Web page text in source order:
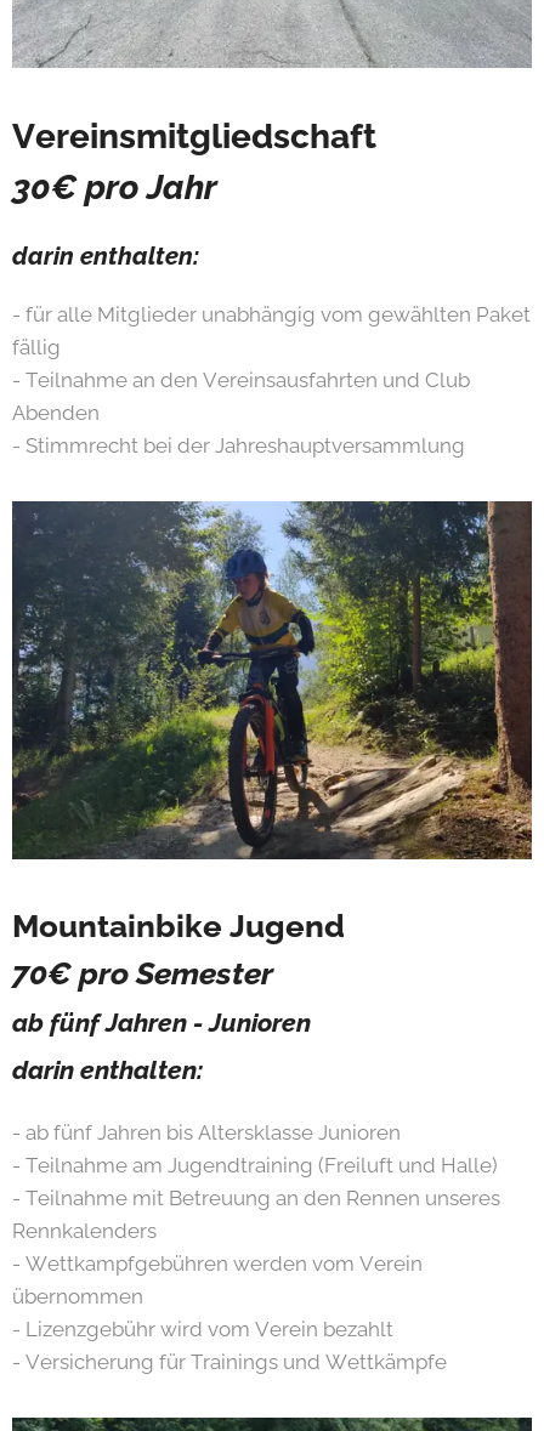
Vereinsmitgliedschaft
30€ pro Jahr
darin enthalten:
- für alle Mitglieder unabhängig vom gewählten Paket
fällig
- Teilnahme an den Vereinsausfahrten und Club
Abenden
- Stimmrecht bei der Jahreshauptversammlung
Mountainbike Jugend
70€ pro Semester
ab fünf Jahren - Junioren
darin enthalten:
- ab fünf Jahren bis Altersklasse Junioren
- Teilnahme am Jugendtraining (Freiluft und Halle)
- Teilnahme mit Betreuung an den Rennen unseres
Rennkalenders
- Wettkampfgebühren werden vom Verein
übernommen
- Lizenzgebühr wird vom Verein bezahlt
- Versicherung für Trainings und Wettkämpfe